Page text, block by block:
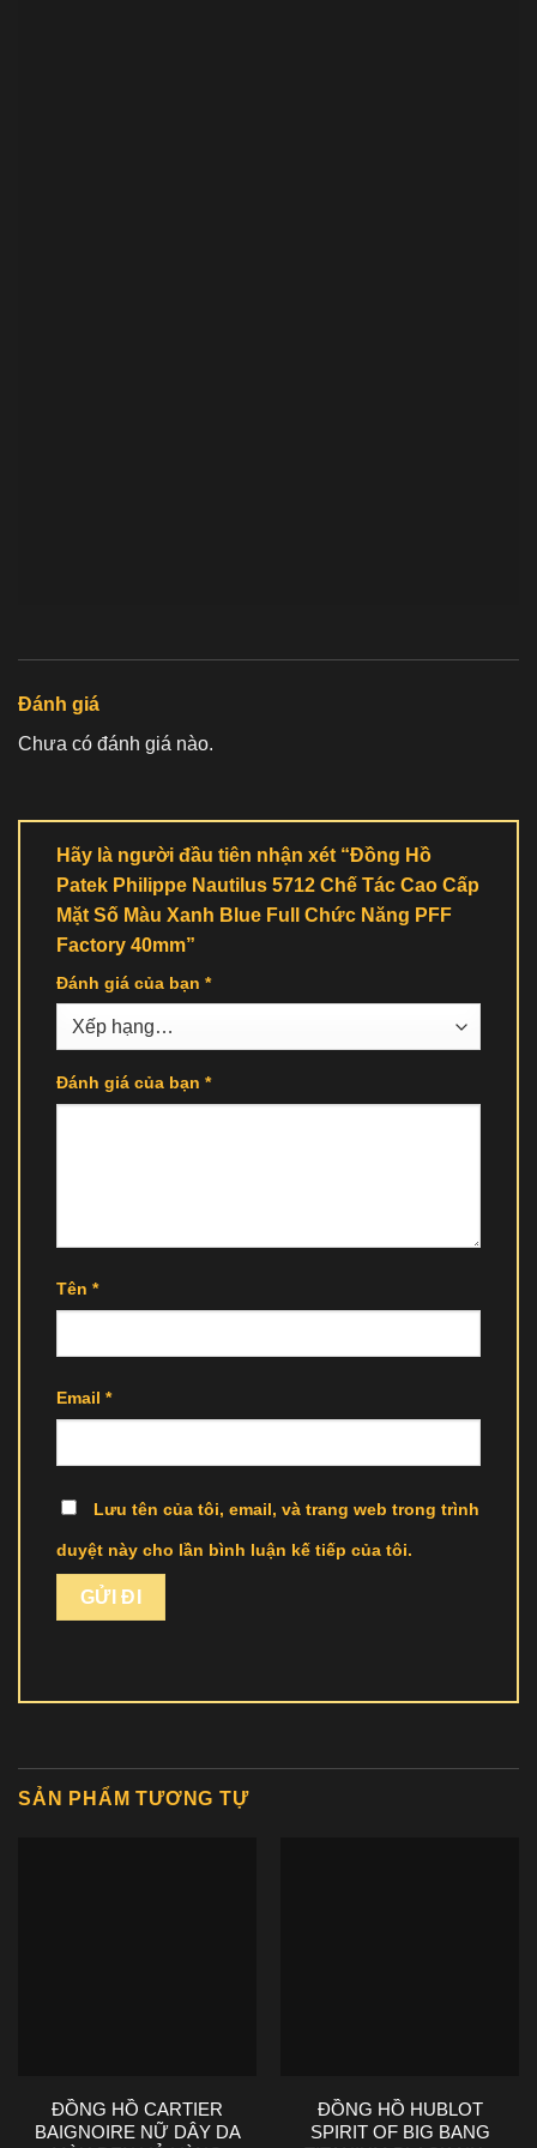
Đánh giá
Chưa có đánh giá nào.
Hãy là người đầu tiên nhận xét “Đồng Hồ
Patek Philippe Nautilus 5712 Chế Tác Cao Cấp
Mặt Số Màu Xanh Blue Full Chức Năng PFF
Factory 40mm”
Đánh giá của bạn *
Đánh giá của bạn *
Tên *
Email *
Lưu tên của tôi, email, và trang web trong trình
duyệt này cho lần bình luận kế tiếp của tôi.
SẢN PHẨM TƯƠNG TỰ
ĐỒNG HỒ CARTIER
BAIGNOIRE NỮ DÂY DA
ĐỒNG HỒ HUBLOT
SPIRIT OF BIG BANG